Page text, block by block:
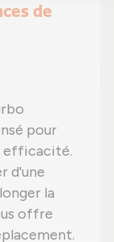
de
pour
efficacité.
d'une
la
offre